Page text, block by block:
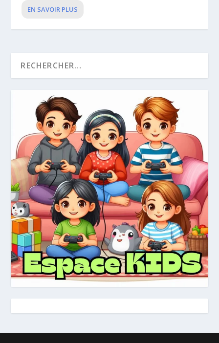
EN SAVOIR PLUS